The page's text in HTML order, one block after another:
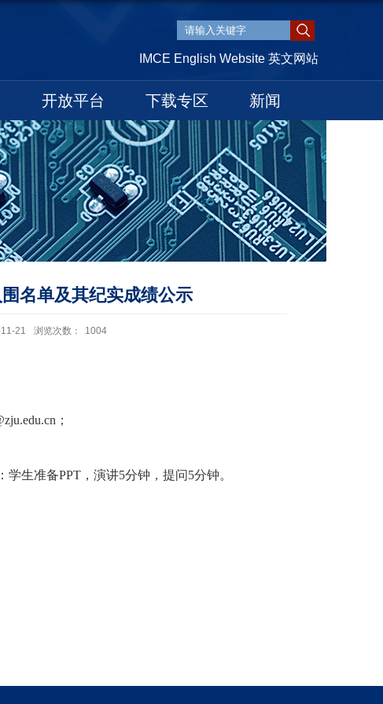
IMCE English Website 英文网站
开放平台 下载专区 新闻
名单及其纪实成绩公示
21 浏览次数： 1004
；
学生准备PPT ，演讲5分钟，提问5分钟。